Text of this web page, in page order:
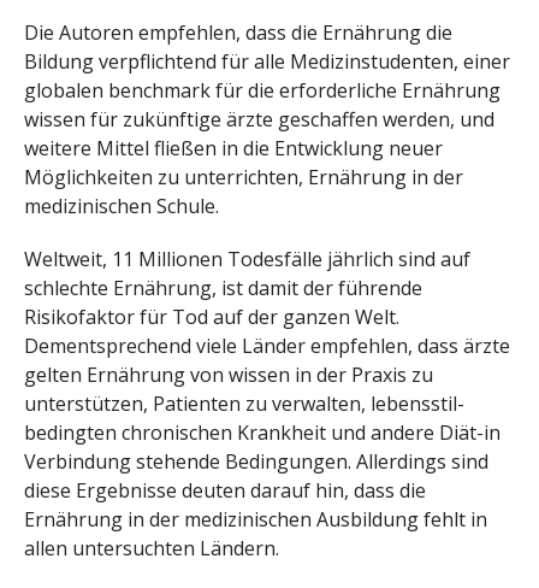
Die Autoren empfehlen, dass die Ernährung die
Bildung verpflichtend für alle Medizinstudenten, einer
globalen benchmark für die erforderliche Ernährung
wissen für zukünftige ärzte geschaffen werden, und
weitere Mittel fließen in die Entwicklung neuer
Möglichkeiten zu unterrichten, Ernährung in der
medizinischen Schule.
Weltweit, 11 Millionen Todesfälle jährlich sind auf
schlechte Ernährung, ist damit der führende
Risikofaktor für Tod auf der ganzen Welt.
Dementsprechend viele Länder empfehlen, dass ärzte
gelten Ernährung von wissen in der Praxis zu
unterstützen, Patienten zu verwalten, lebensstil-
bedingten chronischen Krankheit und andere Diät-in
Verbindung stehende Bedingungen. Allerdings sind
diese Ergebnisse deuten darauf hin, dass die
Ernährung in der medizinischen Ausbildung fehlt in
allen untersuchten Ländern.